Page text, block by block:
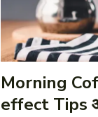
Morning
effect Tips